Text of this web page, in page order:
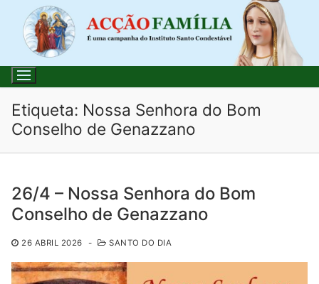
para
conteúdo
Pesquisar
Início
Loja
Blog
Etiqueta: Nossa Senhora do Bom
Conselho de Genazzano
26/4 – Nossa Senhora do Bom
Conselho de Genazzano
26 ABRIL 2026 - SANTO DO DIA